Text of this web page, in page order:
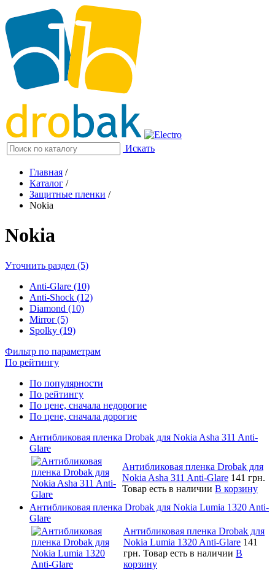
Искать
Главная /
Каталог /
Защитные пленки /
Nokia
Nokia
Уточнить раздел (5)
Anti-Glare (10)
Anti-Shock (12)
Diamond (10)
Mirror (5)
Spolky (19)
Фильтр по параметрам
По рейтингу
По популярности
По рейтингу
По цене, сначала недорогие
По цене, сначала дорогие
Антибликовая пленка Drobak для Nokia Asha 311 Anti-
Glare
Антибликовая пленка Drobak для
Nokia Asha 311 Anti-Glare 141 грн.
Товар есть в наличии В корзину
Антибликовая пленка Drobak для Nokia Lumia 1320 Anti-
Glare
Антибликовая пленка Drobak для
Nokia Lumia 1320 Anti-Glare 141
грн. Товар есть в наличии В
корзину